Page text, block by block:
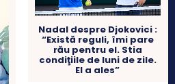
Nadal despre Djokovici :
“Există reguli, îmi pare
rău pentru el. Stia
condiţiile de luni de zile.
El a ales”